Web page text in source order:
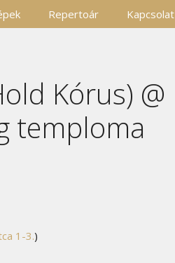
Repertoár Kapcsolat
Kórus) @
temploma
1-3.)